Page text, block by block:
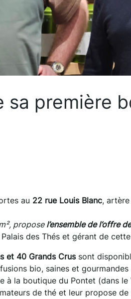
sa première
au 22 rue Louis Blanc,
proposel’ensemble de l’offre
des Thés et gérant de
et 40 Grands Crussont
bio, saines et
à la boutique du Pontet (dans le
de thé et leur propose de